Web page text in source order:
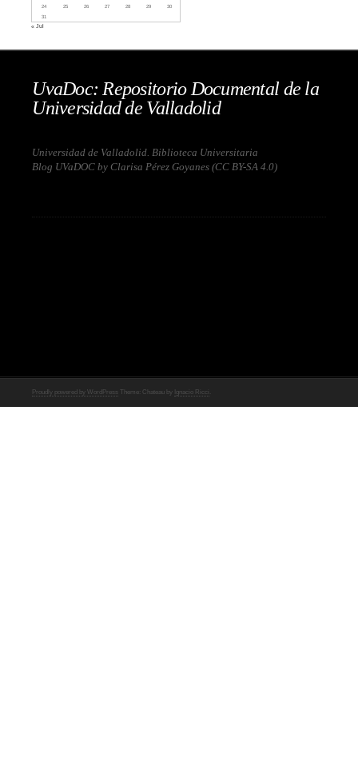
24
25 26 27 28 29
30
31
« Jul
UvaDoc: Repositorio Documental de la
Universidad de Valladolid
Universidad de Valladolid. Biblioteca Universitaria
Blog UVaDOC by Clarisa Pérez Goyanes (CC BY-SA 4.0)
Proudly powered by WordPress Theme: Chateau by Ignacio Ricci